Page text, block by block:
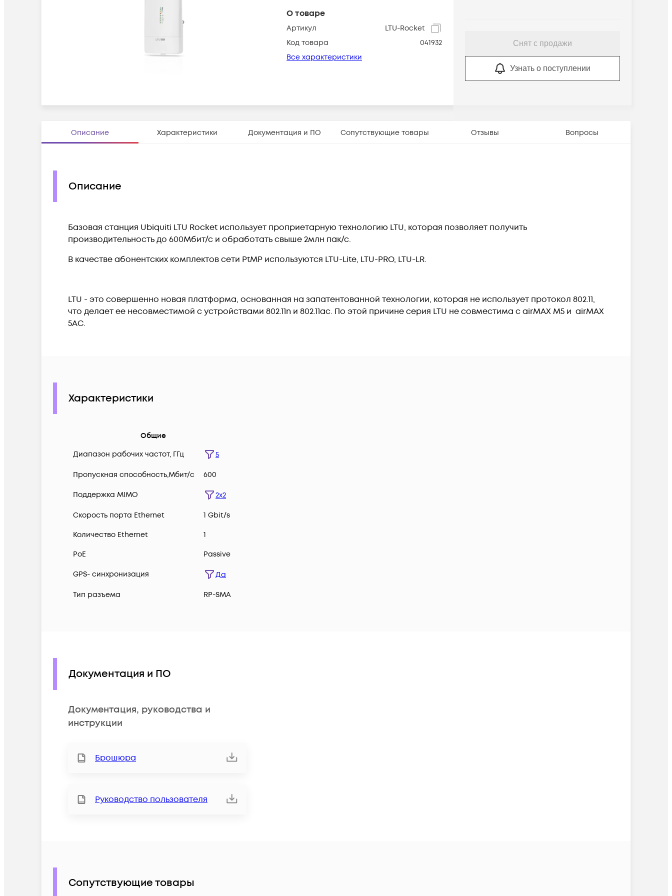
О товаре
Артикул
LTU-Rocket
Код товара
041932
Все характеристики
Снят с продажи
Узнать о поступлении
Описание Характеристики Документация и ПО Сопутствующие товары Отзывы Вопросы
Описание
Базовая станция Ubiquiti LTU Rocket использует проприетарную технологию LTU, которая позволяет получить
производительность до 600Мбит/с и обработать свыше 2млн пак/с.
В качестве абонентских комплектов сети PtMP используются LTU-Lite, LTU-PRO, LTU-LR.
LTU - это совершенно новая платформа, основанная на запатентованной технологии, которая не использует протокол 802.11,
что делает ее несовместимой с устройствами 802.11n и 802.11ac. По этой причине серия LTU не совместима с airMAX M5 и airMAX
5AC.
Характеристики
Общие
Диапазон рабочих частот, ГГц
5
Пропускная способность,Мбит/с 600
Поддержка MIMO 2x2
Скорость порта Ethernet 1 Gbit/s
Количество Ethernet 1
PoE Passive
GPS- синхронизация Да
Тип разъема RP-SMA
Документация и ПО
Документация, руководства и
инструкции
Брошюра
Руководство пользователя
Сопутствующие товары